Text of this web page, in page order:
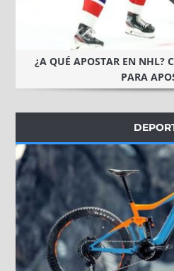
¿A QUÉ APOSTAR EN NHL?
PARA